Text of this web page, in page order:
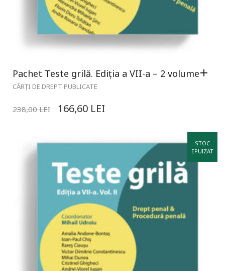
Pachet Teste grilă. Ediția a VII-a – 2 volume
CĂRȚI DE DREPT PUBLICATE
238,00LEI 166,60 LEI
STOC
EPUIZAT